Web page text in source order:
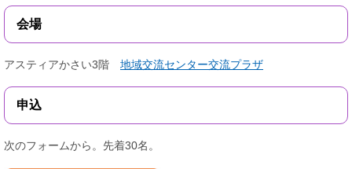
会場
アスティアかさい3階 地域交流センター交流プラザ
申込
次のフォームから。先着30名。